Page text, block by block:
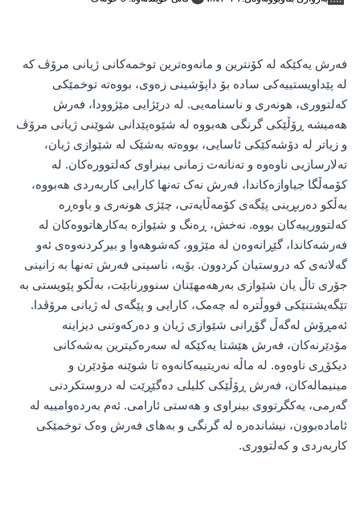
فەرش یەکێکە لە کۆنترین و مانەوەترین توخمەکانی ژیانی مرۆڤ کە
لە پێداویستییەکی سادە بۆ داپۆشینی زەوی، بووەتە توخمێکی
کەلتووری، هونەری و ناسنامەیی. لە درێژایی مێژوودا، فەرش
هەمیشە ڕۆڵێکی گرنگی هەبووە لە شێوەپێدانی شوێنی ژیانی مرۆڤ
و زیاتر لە دۆشەکێکی ئاسایی، بووەتە بەشێک لە شێوازی ژیان،
تەلارسازیی ناوەوە و تەنانەت زمانی بینراوی کەلتوورەکان. لە
کۆمەڵگا جیاوازەکاندا، فەرش نەک تەنها کارایی کاربەردی هەبووە،
بەڵکو دەربڕینی پێگەی کۆمەڵایەتی، چێژی هونەری و باوەڕە
کەلتوورییەکان بووە. نەخش، ڕەنگ و شێوازە بەکارهاتووەکان لە
فەرشەکاندا، گێڕانەوەن لە مێژوو، کەشوهەوا و بیرکردنەوەی ئەو
گەلانەی کە دروستیان کردوون. بۆیە، ناسینی فەرش تەنها بە زانینی
جۆری تاڵ یان شێوازی بەرهەمهێنان سنوورنابێت، بەڵکو پێویستی بە
تێگەیشتنێکی قووڵترە لە چەمک، کارایی و پێگەی لە ژیانی مرۆڤدا.
ئەمڕۆش لەگەڵ گۆڕانی شێوازی ژیان و دەرکەوتنی دیزاینە
مۆدێرنەکان، فەرش هێشتا یەکێکە لە سەرەکیترین بەشەکانی
دیکۆڕی ناوەوە. لە ماڵە نەریتییەکانەوە تا شوێنە مۆدێرن و
مینیمالەکان، فەرش ڕۆڵێکی کلیلی دەگێڕێت لە دروستکردنی
گەرمی، یەکگرتووی بینراوی و هەستی ئارامی. ئەم بەردەوامییە لە
ئامادەبوون، نیشاندەرە لە گرنگی و بەهای فەرش وەک توخمێکی
کاربەردی و کەلتووری.